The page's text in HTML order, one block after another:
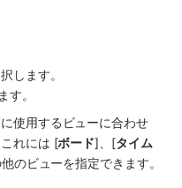
します。
す。
使用するビューに合わせ
れには [ボード]、[タイム